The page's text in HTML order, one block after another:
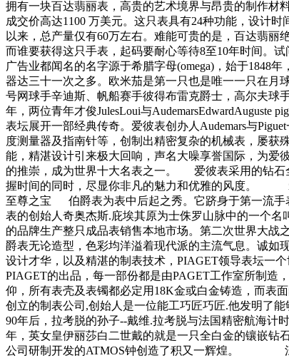
拥有一块百达翡丽表，高贵的艺术境界与昂贵的制作材
成交价高达1100 万美元。这只表具有24种功能，设计
以来，总产量仅有60万左右。难能可贵的是，百达翡丽
而谁要获得这只手表，起码要耐心等待8至10年时间
广告业都闻名的名字源于希腊字母(omega)，始于1848
器达三十一次之多。欧米茄是第一只也是唯一一只在
号网球手辛迪斯、帆船赛手彼得布雷克爵士，高尔夫
年，两位青年才俊JulesLoui与AudemarsEdwardAuguste
表坛展开一部经典传奇。爱彼表创办人Audemars与
度测量器及指南针等，创制出精密复杂的机械表，屡获
能，精湛设计引来极大回响，声名大噪享誉国际，为爱
的推崇，成为世界十大名表之一。 爱彼表采用的钻石
握时间的同时，尽显你非凡的魅力和优雅的风度。
至尊之宝 伯爵表为表中后起之秀。它跻身于第一流手
表的创始人奇奥杰斯.庇埃其原为士侏罗山脉中的一个
的品牌生产整只成品表销售本地市场。第二次世界大战
爵表无论造型，色彩均洋溢着现代派的主流气息。诚
设计才华，以及精湛的制表技术，PIAGET领导表坛一
PIAGET的出品，每一部份都是由PAGET工作室所制
仰，所有表壳及表镯都必定用18K金或白金铸造，而表
创立的制表公司,创始人是一位能工巧匠巧匠.他发明了
90年后，拉考脱的孙子--戴维.拉考脱与法国精密航海计
年，英女皇伊丽莎白二世戴的就是一只全白金的镶嵌钻
公司研制开发的ATMOS钟创造了积又一辉煌。 江诗